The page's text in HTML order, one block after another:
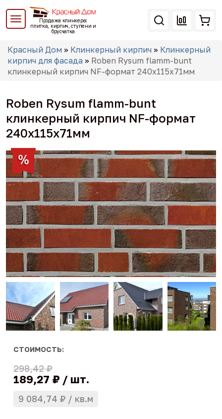
Перейти
основному
Продажа клинкера:
плитка, кирпич, ступени и
брусчатка
Вы
здесь
Красный Дом » Клинкерный кирпич » Клинкерный
кирпич для фасада » Roben Rysum flamm-bunt
клинкерный кирпич NF-формат 240x115x71мм
Roben Rysum flamm-bunt
клинкерный кирпич NF-формат
240x115x71мм
СТОИМОСТЬ:
298,42 ₽
189,27 ₽ шт.
9 084,74 ₽ кв.м